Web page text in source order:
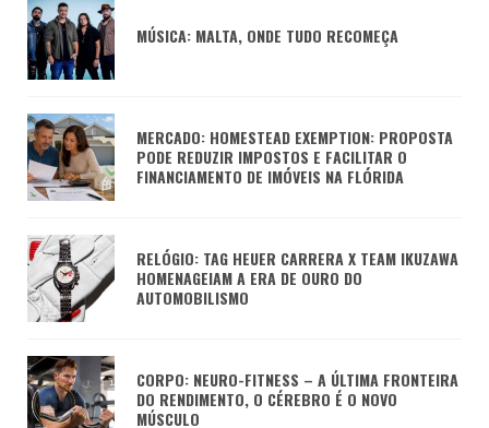
MÚSICA: MALTA, ONDE TUDO RECOMEÇA
MERCADO: HOMESTEAD EXEMPTION: PROPOSTA
PODE REDUZIR IMPOSTOS E FACILITAR O
FINANCIAMENTO DE IMÓVEIS NA FLÓRIDA
RELÓGIO: TAG HEUER CARRERA X TEAM IKUZAWA
HOMENAGEIAM A ERA DE OURO DO
AUTOMOBILISMO
CORPO: NEURO-FITNESS – A ÚLTIMA FRONTEIRA
DO RENDIMENTO, O CÉREBRO É O NOVO
MÚSCULO